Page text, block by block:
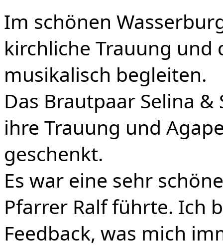
Im schönen
kirchliche Trauung und
musikalisch begleiten.
Das Brautpaar Selina
ihre Trauung und
geschenkt.
Es war eine sehr
Pfarrer Ralf führte. Ich
Feedback, was mich